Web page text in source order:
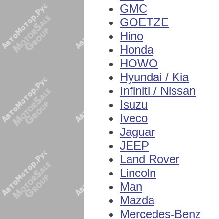
GMC
GOETZE
Hino
Honda
HOWO
Hyundai / Kia
Infiniti / Nissan
Isuzu
Iveco
Jaguar
JEEP
Land Rover
Lincoln
Man
Mazda
Mercedes-Benz